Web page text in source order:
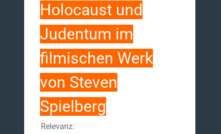
Holocaust und
Judentum im
filmischen Werk
von Steven
Spielberg
Relevanz: